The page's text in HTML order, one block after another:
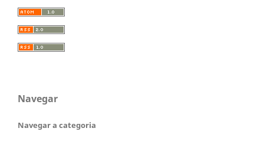
Navegar
Navegar a categoria